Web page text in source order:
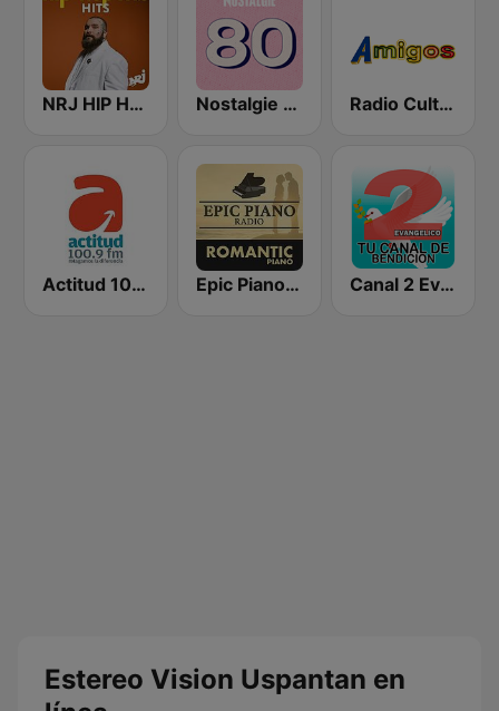
NRJ HIP HOP RNB HITS Nostalgie 80 Radio Cultural Amigos
Actitud 100.9 FM Epic Piano - ROMANTIC PIANO Canal 2 Evangelico
Estereo Vision Uspantan en